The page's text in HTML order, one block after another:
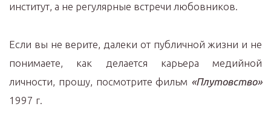
институт, а не регулярные встречи любовников.
Если вы не верите, далеки от публичной жизни и не
понимаете, как делается карьера медийной
личности, прошу, посмотрите фильм «Плутовство»
1997 г.